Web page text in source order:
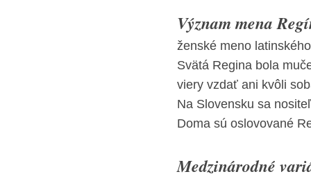
Význam mena
ženské meno
Svätá Regina bola
viery vzdať ani kvôli
Na Slovensku sa
Doma sú oslovované
Medzinárodné